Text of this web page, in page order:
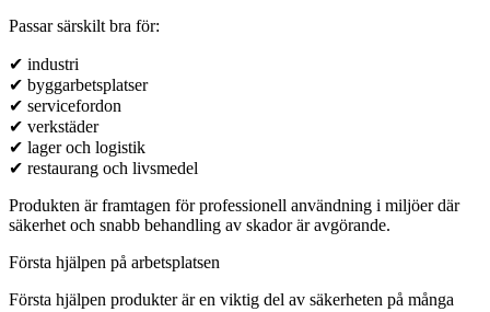
Passar särskilt bra för:
✔ industri
✔ byggarbetsplatser
✔ servicefordon
✔ verkstäder
✔ lager och logistik
✔ restaurang och livsmedel
Produkten är framtagen för professionell användning i miljöer där
säkerhet och snabb behandling av skador är avgörande.
Första hjälpen på arbetsplatsen
Första hjälpen produkter är en viktig del av säkerheten på många